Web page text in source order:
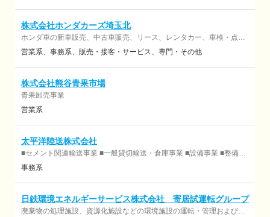
活用した水管橋点検や水道管路の遠隔監視など 時代のニーズに合わせ
た新しい技術を取り入れたサービスも展開しています。
株式会社ホンダカーズ埼玉北
ホンダ車の新車販売、中古車販売、リース、レンタカー、車検・点
検・整備・修理、損害保険代理店業務、生命保険代理店業務、部品用
営業系 事務系 販売・接客・サービス 専門・その他
株式会社熊谷青果市場
青果卸売事業
営業系
太平洋陸送株式会社
■セメント関連輸送事業 ■一般貸切輸送・倉庫事業 ■設備事業 ■整備事
業
事務系
日鉄環境エネルギーサービス株式会社 寄居試運転グループ
廃棄物の処理施設、資源化施設などの環境施設の運転・管理および設